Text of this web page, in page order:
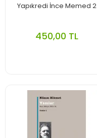
Yapıkredi İnce Memed 2
450,00 TL